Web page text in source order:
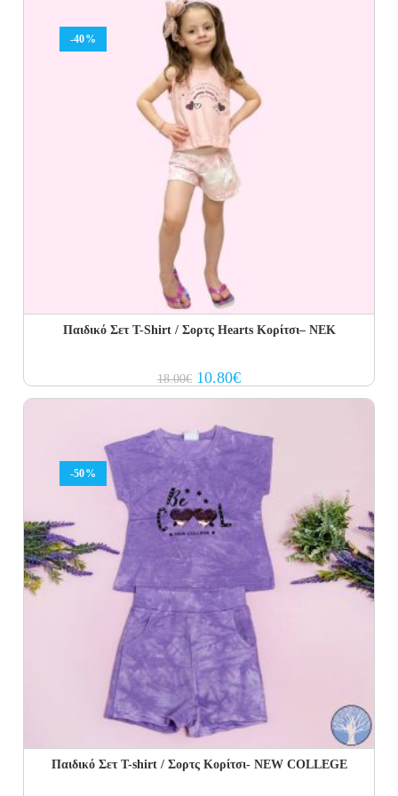
-40%
Παιδικό Σετ T-Shirt / Σορτς Hearts Κορίτσι– NEK
18.00€ Original
price
was:
10.80€Current
price
is:
-50%
Παιδικό Σετ T-shirt / Σορτς Κορίτσι- NEW COLLEGE